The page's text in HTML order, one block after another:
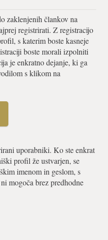
zaklenjenih člankov na
registrirati. Z registracijo
s katerim boste kasneje
boste morali izpolniti
je enkratno dejanje, ki ga
s klikom na
uporabniki. Ko ste enkrat
profil že ustvarjen, se
imenom in geslom, s
mogoča brez predhodne